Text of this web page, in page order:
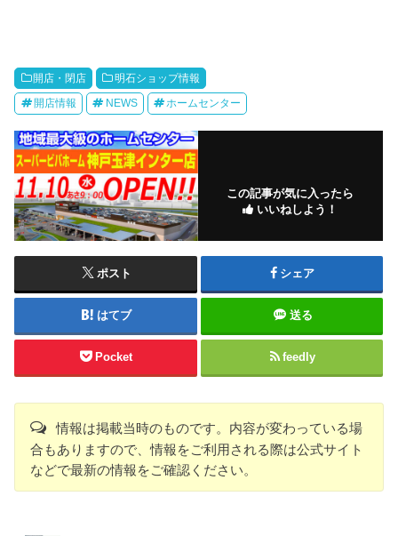
開店・閉店 明石ショップ情報
開店情報 NEWS ホームセンター
この記事が気に入ったら
いいねしよう！
ポスト シェア
はてブ 送る
Pocket feedly
情報は掲載当時のものです。内容が変わっている場
合もありますので、情報をご利用される際は公式サイト
などで最新の情報をご確認ください。